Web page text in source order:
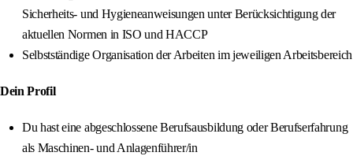
Sicherheits- und Hygieneanweisungen unter Berücksichtigung der
aktuellen Normen in ISO und HACCP
Selbstständige Organisation der Arbeiten im jeweiligen Arbeitsbereich
Dein Profil
Du hast eine abgeschlossene Berufsausbildung oder Berufserfahrung
als Maschinen- und Anlagenführer/in